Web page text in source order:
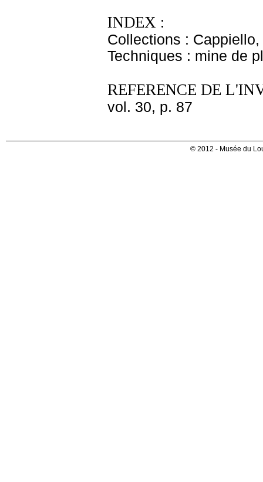
INDEX :
Collections :
Techniques : mine de
REFERENCE DE
vol. 30, p. 87
© 2012 - Musée du